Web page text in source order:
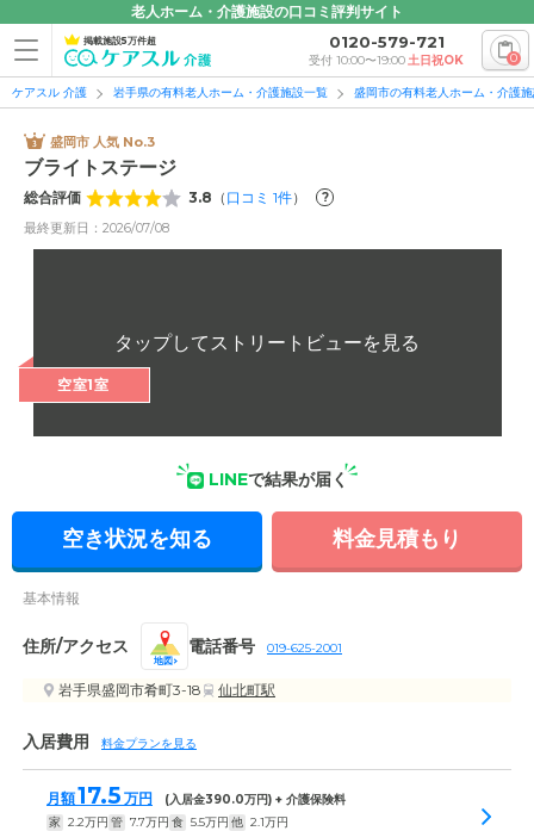
老人ホーム・介護施設の口コミ評判サイト
掲載施設5万件超 0120-579-721
受付 10:00〜19:00土日祝OK 0
ケアスル 介護 岩手県の有料老人ホーム・介護施設一覧 盛岡市の有料老人ホーム・介護
盛岡市 人気 No.3
ブライトステージ
総合評価 3.8 （ 口コミ 1件） ?
最終更新日：2026/07/08
空室1室
LINEで結果が届く
空き状況を知る 料金見積もり
基本情報
住所/アクセス
地図
電話番号 019-625-2001
岩手県盛岡市肴町3-18 仙北町駅
入居費用 料金プランを見る
月額17.5 万円 (入居金390.0万円) + 介護保険料
家 2.2万円 管 7.7万円 食 5.5万円 他 2.1万円